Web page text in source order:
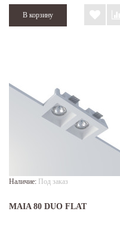
Наличие: Под заказ
MAIA 80 DUO FLAT